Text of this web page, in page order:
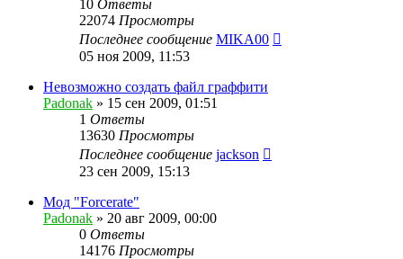
10 Ответы
22074 Просмотры
Последнее сообщение MIKA00
05 ноя 2009, 11:53
Невозможно создать файл граффити
Padonak » 15 сен 2009, 01:51
1 Ответы
13630 Просмотры
Последнее сообщение jackson
23 сен 2009, 15:13
Мод "Forcerate"
Padonak » 20 авг 2009, 00:00
0 Ответы
14176 Просмотры